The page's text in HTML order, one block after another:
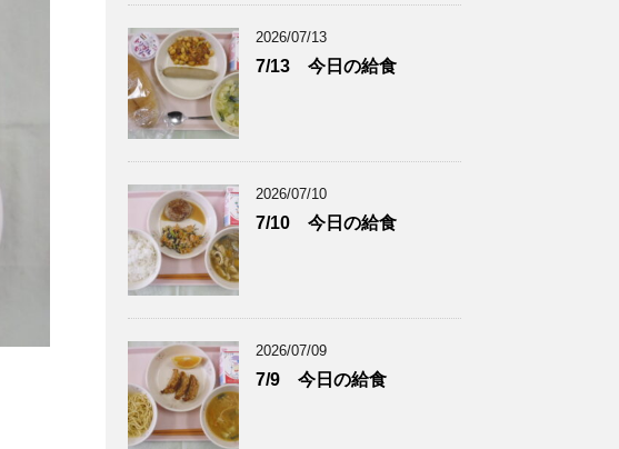
2026/07/13
7/13 今日の給食
2026/07/10
7/10 今日の給食
2026/07/09
7/9 今日の給食